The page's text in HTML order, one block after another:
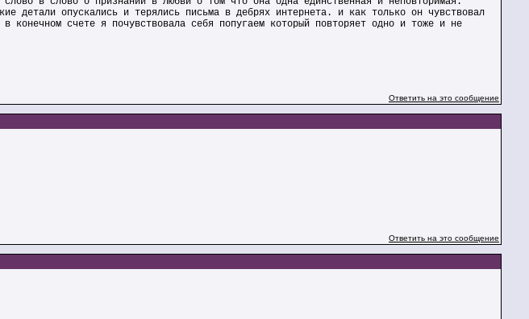
детали опускались и терялись письма в дебрях интернета. и как только он чувствовал
счете я почувствовала себя попугаем который повторяет одно и тоже и не
Ответить на это сообщение
Ответить на это сообщение